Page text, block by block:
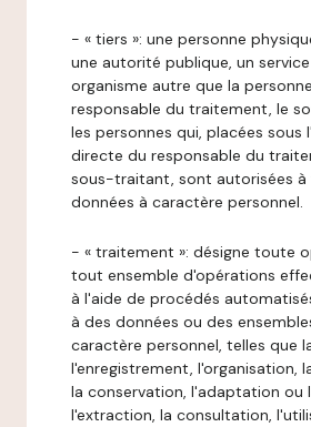
- « tiers »: une personne
une autorité publique, un
organisme autre que la
responsable du traitement, le
les personnes qui, placées sous
directe du responsable du
sous-traitant, sont autorisées à
données à caractère personnel.
- « traitement »: désigne toute
tout ensemble d'opérations
à l'aide de procédés
à des données ou des
caractère personnel, telles que
l'enregistrement, l'organisation,
la conservation, l'adaptation ou
l'extraction, la consultation,